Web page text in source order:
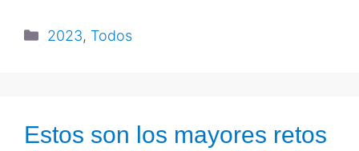
2023, Todos
Estos son los mayores retos